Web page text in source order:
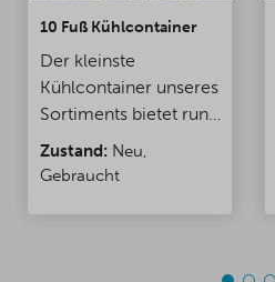
10 Fuß Kühlcontainer
Der kleinste
Kühlcontainer unseres
Sortiments bietet rund
13 m³ thermisch
regulierbaren Raum.
für Veranstaltungen,
Zustand: Neu,
Gebraucht